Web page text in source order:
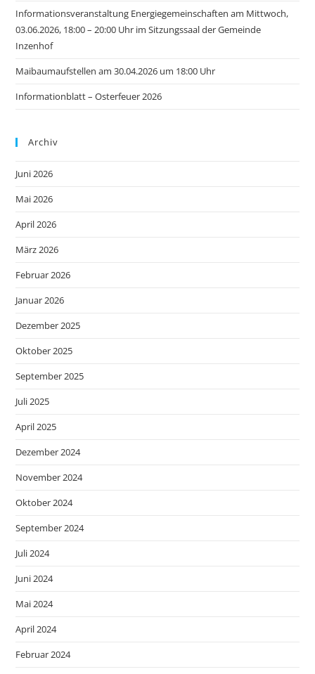
Informationsveranstaltung Energiegemeinschaften am Mittwoch,
03.06.2026, 18:00 – 20:00 Uhr im Sitzungssaal der Gemeinde
Inzenhof
Maibaumaufstellen am 30.04.2026 um 18:00 Uhr
Informationblatt – Osterfeuer 2026
Archiv
Juni 2026
Mai 2026
April 2026
März 2026
Februar 2026
Januar 2026
Dezember 2025
Oktober 2025
September 2025
Juli 2025
April 2025
Dezember 2024
November 2024
Oktober 2024
September 2024
Juli 2024
Juni 2024
Mai 2024
April 2024
Februar 2024